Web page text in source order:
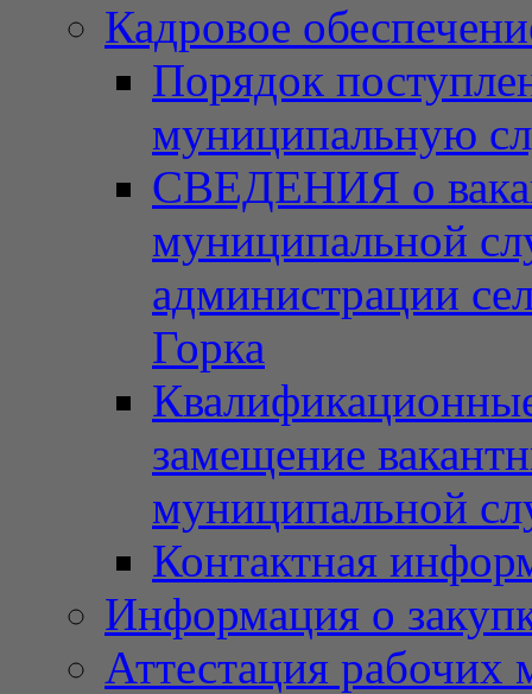
Кадровое
Порядок
муниципальную
СВЕДЕНИЯ о
муниципальной
администрации
Горка
замещение
муниципальной
Контактная
Информация о
Аттестация рабочих